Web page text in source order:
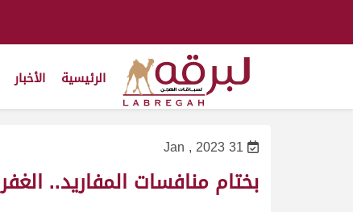
الرئيسية الأخبار
31 Jan , 2023
بختام منافسات المفاريد..